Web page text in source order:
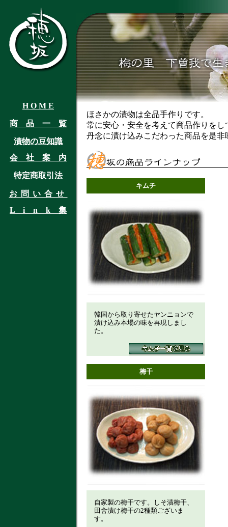
H O M E
商 品 一 覧
漬物の豆知識
会 社 案 内
特定商取引法
お問い合せ
L i n k 集
ほさかの漬物は全品手作りです。
常に安心・安全を考えて商品作りをし
丹念に漬け込みこだわった商品を是
キムチ
韓国から取り寄せたヤンニョンで
漬け込み本場の味を再現しまし
た。
梅干
自家製の梅干です。しそ漬梅干、
田舎漬け梅干の2種類ございま
す。